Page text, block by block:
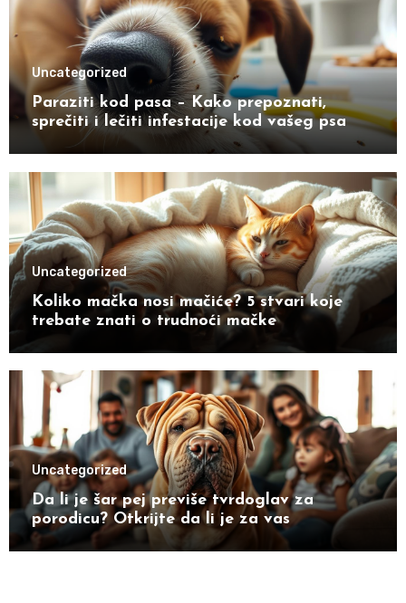
Uncategorized
Paraziti kod pasa – Kako prepoznati,
sprečiti i lečiti infestacije kod vašeg psa
Uncategorized
Koliko mačka nosi mačiće? 5 stvari koje
trebate znati o trudnoći mačke
Uncategorized
Da li je šar pej previše tvrdoglav za
porodicu? Otkrijte da li je za vas